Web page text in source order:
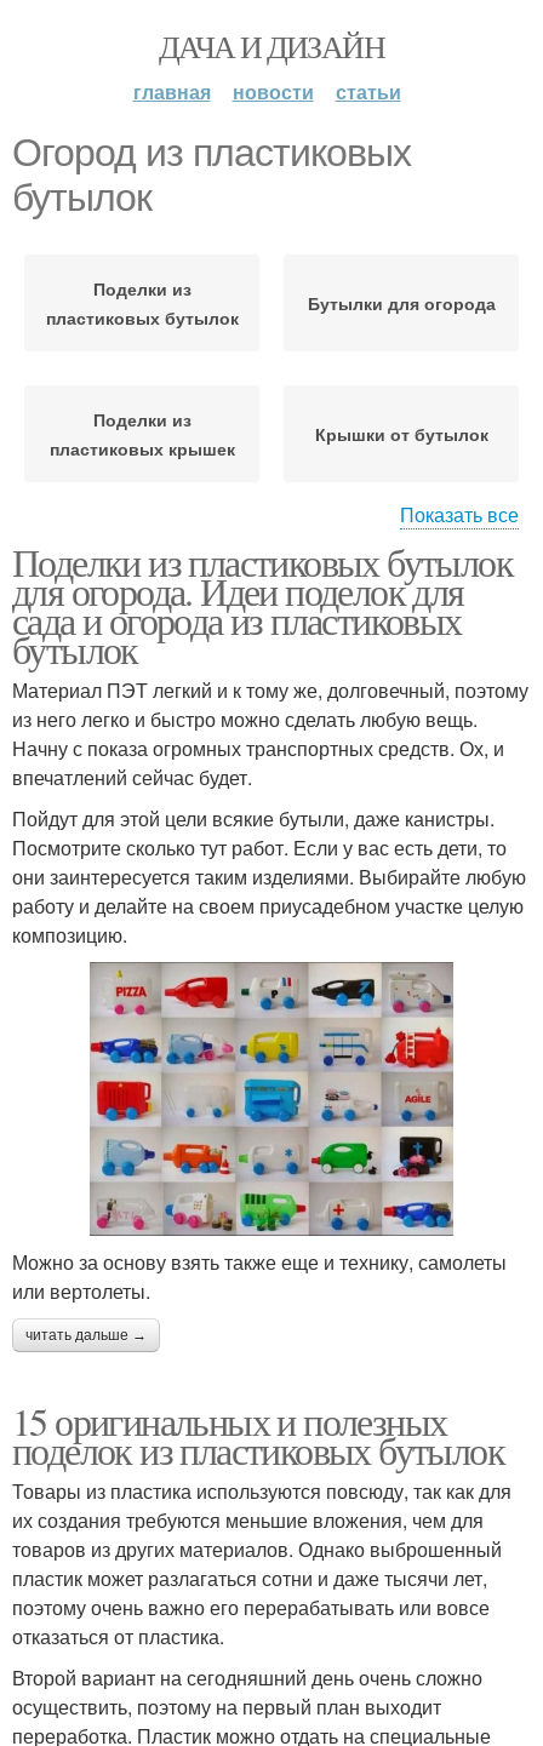
ДАЧА И ДИЗАЙН
главная новости статьи
Огород из пластиковых
бутылок
Поделки из
пластиковых бутылок
Бутылки для огорода
Поделки из
пластиковых крышек
Крышки от бутылок
пластмассовых
бутылок
Бутылки для клумбы
Пластиковые бутылки Бутылки для кухни
Игрушки из бутылок
Пуфик из пластиковых
бутылок
Изделия из
пластиковых бутылок
пластиковых бутылок
Бутылки для кошки
Бутылки из-под
моющих средств
Пластиковая упаковка
Шедевры из
пластиковых бутылок
Литровые бутылки
Птички из бутылок
Поделка из
пластиковой бутылки
Бутылки для детского
Мастер-классы из
Руки из пластиковой
Показать все
Поделки из пластиковых бутылок
для огорода. Идеи поделок для
сада и огорода из пластиковых
бутылок
Материал ПЭТ легкий и к тому же, долговечный, поэтому
из него легко и быстро можно сделать любую вещь.
Начну с показа огромных транспортных средств. Ох, и
впечатлений сейчас будет.
Пойдут для этой цели всякие бутыли, даже канистры.
Посмотрите сколько тут работ. Если у вас есть дети, то
они заинтересуется таким изделиями. Выбирайте любую
работу и делайте на своем приусадебном участке целую
композицию.
Можно за основу взять также еще и технику, самолеты
или вертолеты.
читать дальше →
15 оригинальных и полезных
поделок из пластиковых бутылок
Товары из пластика используются повсюду, так как для
их создания требуются меньшие вложения, чем для
товаров из других материалов. Однако выброшенный
пластик может разлагаться сотни и даже тысячи лет,
поэтому очень важно его перерабатывать или вовсе
отказаться от пластика.
Второй вариант на сегодняшний день очень сложно
осуществить, поэтому на первый план выходит
переработка. Пластик можно отдать на специальные